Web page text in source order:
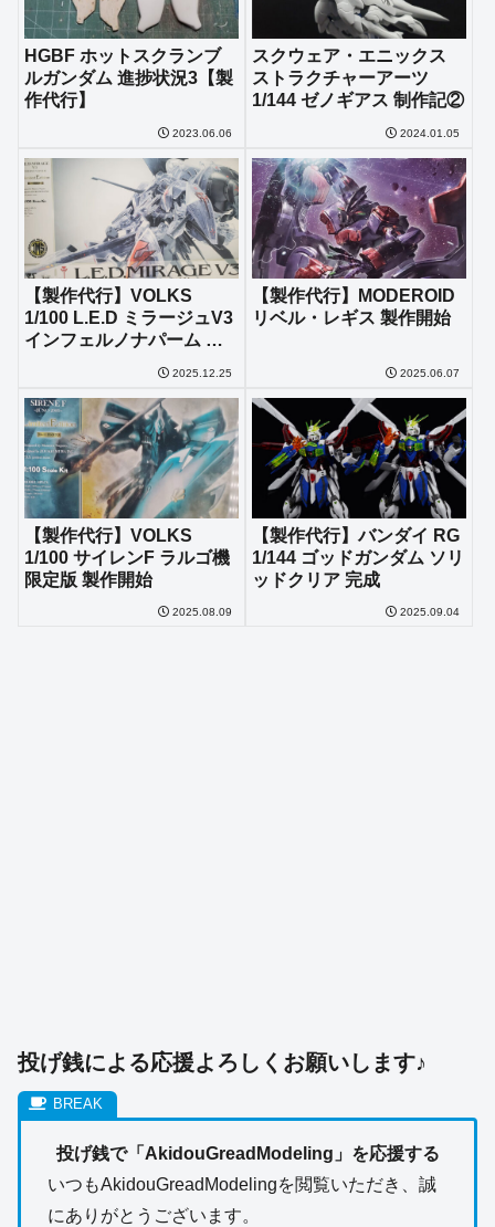
HGBF ホットスクランブ
ルガンダム 進捗状況3【製
作代行】
2023.06.06
スクウェア・エニックス
ストラクチャーアーツ
1/144 ゼノギアス 制作記②
2024.01.05
【製作代行】VOLKS
1/100 L.E.D ミラージュV3
インフェルノナパーム 限
2025.12.25
【製作代行】MODEROID
リベル・レギス 製作開始
2025.06.07
【製作代行】VOLKS
1/100 サイレンF ラルゴ機
限定版 製作開始
2025.08.09
【製作代行】バンダイ RG
1/144 ゴッドガンダム ソリ
ッドクリア 完成
2025.09.04
投げ銭による応援よろしくお願いします♪
投げ銭で「AkidouGreadModeling」を応援する
いつもAkidouGreadModelingを閲覧いただき、誠
にありがとうございます。